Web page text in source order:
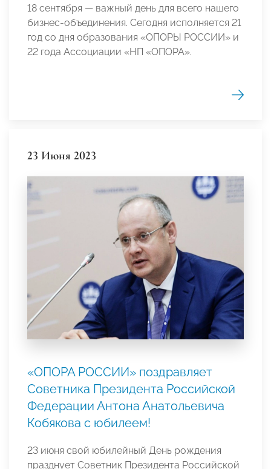
18 сентября — важный день для всего нашего
бизнес-объединения. Сегодня исполняется 21
год со дня образования «ОПОРЫ РОССИИ» и
22 года Ассоциации «НП «ОПОРА».
23 Июня 2023
«ОПОРА РОССИИ» поздравляет
Советника Президента Российской
Федерации Антона Анатольевича
Кобякова с юбилеем!
23 июня свой юбилейный День рождения
празднует Советник Президента Российской